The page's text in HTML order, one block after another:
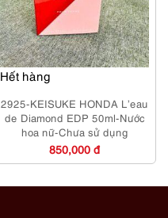
Hết hàng
2925-KEISUKE HONDA L’eau
de Diamond EDP 50ml-Nước
hoa nữ-Chưa sử dụng
850,000 đ